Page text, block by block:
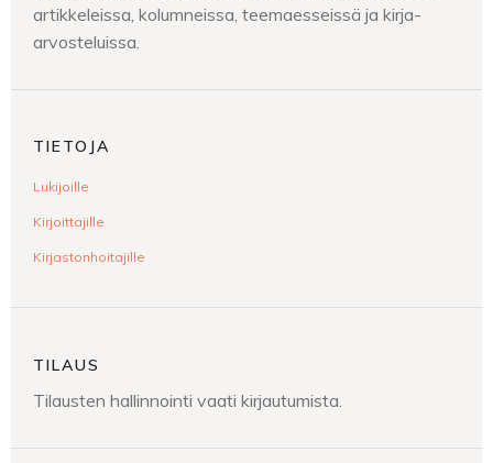
artikkeleissa, kolumneissa, teemaesseissä ja kirja-
arvosteluissa.
TIETOJA
Lukijoille
Kirjoittajille
Kirjastonhoitajille
TILAUS
Tilausten hallinnointi vaati kirjautumista.